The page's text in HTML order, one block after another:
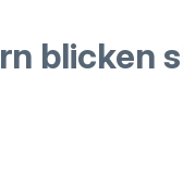
blicken